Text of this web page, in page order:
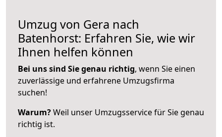
Umzug von Gera nach
Batenhorst: Erfahren Sie, wie wir
Ihnen helfen können
Bei uns sind Sie genau richtig, wenn Sie einen
zuverlässige und erfahrene Umzugsfirma
suchen!
Warum?Weil unser Umzugsservice für Sie genau
richtig ist.